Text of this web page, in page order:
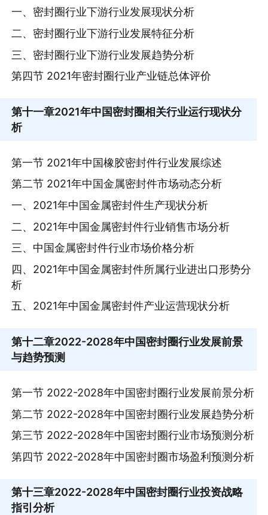
一、密封圈行业下游行业发展现状分析
二、密封圈行业下游行业发展特征分析
三、密封圈行业下游行业发展趋势分析
第四节 2021年密封圈行业产业链总体评价
第十一章2021年中国密封圈相关行业运行现状分
析
第一节 2021年中国橡胶密封件行业发展综述
第二节 2021年中国金属密封件市场动态分析
一、2021年中国金属密封件生产现状分析
二、2021年中国金属密封件行业销售市场分析
三、中国金属密封件行业市场价格分析
四、2021年中国金属密封件所属行业进出口形势分
析
五、2021年中国金属密封件产业运营现状分析
第十二章2022-2028年中国密封圈行业发展前景
与趋势预测
第一节 2022-2028年中国密封圈行业发展前景分析
第二节 2022-2028年中国密封圈行业发展趋势分析
第三节 2022-2028年中国密封圈行业市场预测分析
第四节 2022-2028年中国密封圈市场盈利预测分析
第十三章2022-2028年中国密封圈行业投资战略
指引分析